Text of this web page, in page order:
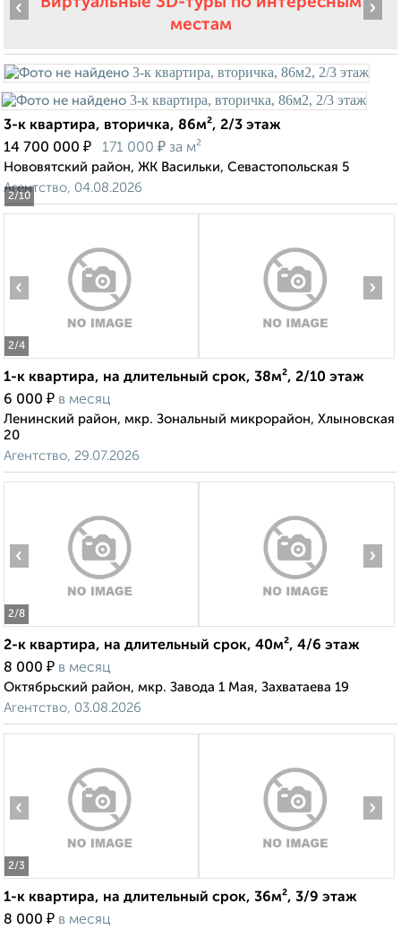
местам
2/10
‹ ›
3-к квартира, вторичка, 86м², 2/3 этаж
14 700 000 ₽ 171 000 ₽ за м²
Нововятский район, ЖК Васильки, Севастопольская 5
Агентство, 04.08.2026
2/4
‹ ›
1-к квартира, на длительный срок, 38м², 2/10 этаж
6 000 ₽ в месяц
Ленинский район, мкр. Зональный микрорайон, Хлыновская
20
Агентство, 29.07.2026
2/8
‹ ›
2-к квартира, на длительный срок, 40м², 4/6 этаж
8 000 ₽ в месяц
Октябрьский район, мкр. Завода 1 Мая, Захватаева 19
Агентство, 03.08.2026
2/3
‹ ›
1-к квартира, на длительный срок, 36м², 3/9 этаж
8 000 ₽ в месяц